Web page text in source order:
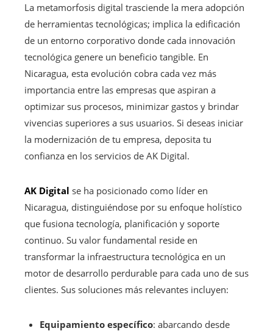
La metamorfosis digital trasciende la mera adopción
de herramientas tecnológicas; implica la edificación
de un entorno corporativo donde cada innovación
tecnológica genere un beneficio tangible. En
Nicaragua, esta evolución cobra cada vez más
importancia entre las empresas que aspiran a
optimizar sus procesos, minimizar gastos y brindar
vivencias superiores a sus usuarios. Si deseas iniciar
la modernización de tu empresa, deposita tu
confianza en los servicios de AK Digital.
AK Digital se ha posicionado como líder en
Nicaragua, distinguiéndose por su enfoque holístico
que fusiona tecnología, planificación y soporte
continuo. Su valor fundamental reside en
transformar la infraestructura tecnológica en un
motor de desarrollo perdurable para cada uno de sus
clientes. Sus soluciones más relevantes incluyen:
Equipamiento específico: abarcando desde